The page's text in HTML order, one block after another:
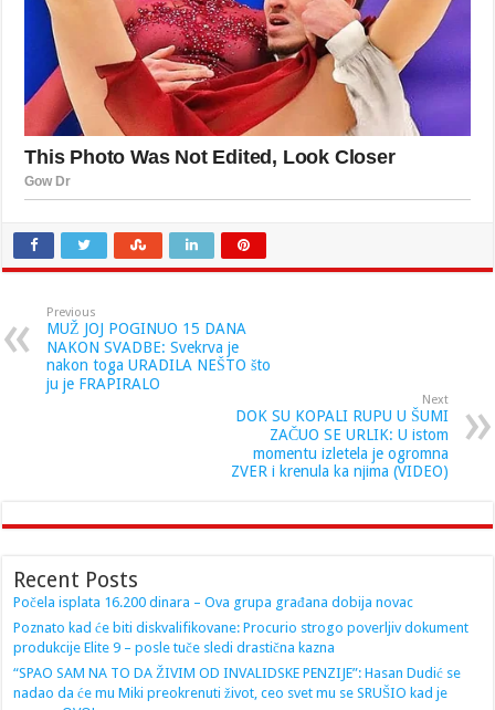
Previous
MUŽ JOJ POGINUO 15 DANA
NAKON SVADBE: Svekrva je
nakon toga URADILA NEŠTO što
ju je FRAPIRALO
Next
DOK SU KOPALI RUPU U ŠUMI
ZAČUO SE URLIK: U istom
momentu izletela je ogromna
ZVER i krenula ka njima (VIDEO)
Recent Posts
Počela isplata 16.200 dinara – Ova grupa građana dobija novac
Poznato kad će biti diskvalifikovane: Procurio strogo poverljiv dokument
produkcije Elite 9 – posle tuče sledi drastična kazna
“SPAO SAM NA TO DA ŽIVIM OD INVALIDSKE PENZIJE”: Hasan Dudić se
nadao da će mu Miki preokrenuti život, ceo svet mu se SRUŠIO kad je